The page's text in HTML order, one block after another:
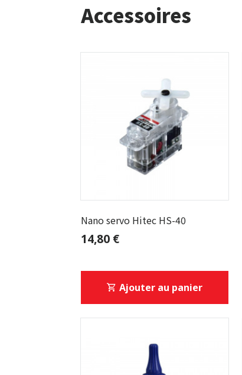
Accessoires
Nano servo Hitec HS-40
14,80 €
Ajouter au panier